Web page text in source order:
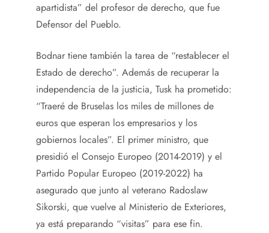
apartidista” del profesor de derecho, que fue
Defensor del Pueblo.
Bodnar tiene también la tarea de “restablecer el
Estado de derecho”. Además de recuperar la
independencia de la justicia, Tusk ha prometido:
“Traeré de Bruselas los miles de millones de
euros que esperan los empresarios y los
gobiernos locales”. El primer ministro, que
presidió el Consejo Europeo (2014-2019) y el
Partido Popular Europeo (2019-2022) ha
asegurado que junto al veterano Radoslaw
Sikorski, que vuelve al Ministerio de Exteriores,
ya está preparando “visitas” para ese fin.